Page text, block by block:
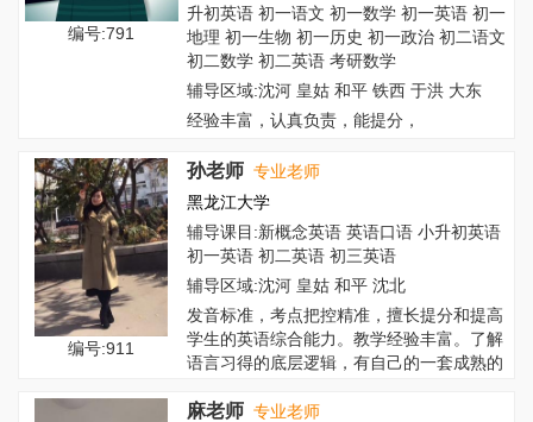
编号:791
升初英语 初一语文 初一数学 初一英语 初一
地理 初一生物 初一历史 初一政治 初二语文
初二数学 初二英语 考研数学
辅导区域:沈河 皇姑 和平 铁西 于洪 大东
经验丰富，认真负责，能提分，
编号:911
孙老师 专业老师
黑龙江大学
辅导课目:新概念英语 英语口语 小升初英语
初一英语 初二英语 初三英语
辅导区域:沈河 皇姑 和平 沈北
发音标准，考点把控精准，擅长提分和提高
学生的英语综合能力。教学经验丰富。了解
语言习得的底层逻辑，有自己的一套成熟的
麻老师 专业老师